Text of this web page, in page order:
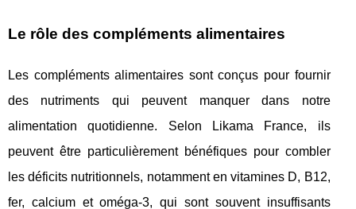
Le rôle des compléments alimentaires
Les compléments alimentaires sont conçus pour fournir
des nutriments qui peuvent manquer dans notre
alimentation quotidienne. Selon Likama France, ils
peuvent être particulièrement bénéfiques pour combler
les déficits nutritionnels, notamment en vitamines D, B12,
fer, calcium et oméga-3, qui sont souvent insuffisants